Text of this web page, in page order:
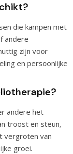
die kampen met
andere
zijn voor
en persoonlijke
andere het
troost en steun,
vergroten van
groei.